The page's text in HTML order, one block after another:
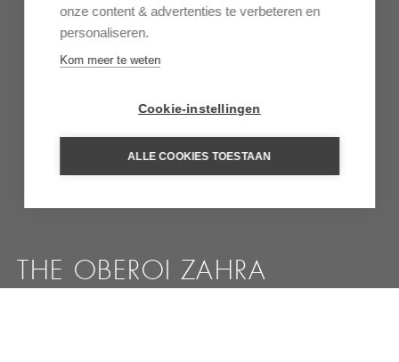
THE OBEROI ZAHRA
onze content & advertenties te verbeteren en
personaliseren.
Kom meer te weten
Cookie-instellingen
ALLE COOKIES TOESTAAN